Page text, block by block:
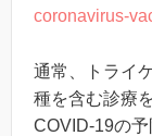
coronavirus-
通常、トライ
種を含む診療
COVID-19の